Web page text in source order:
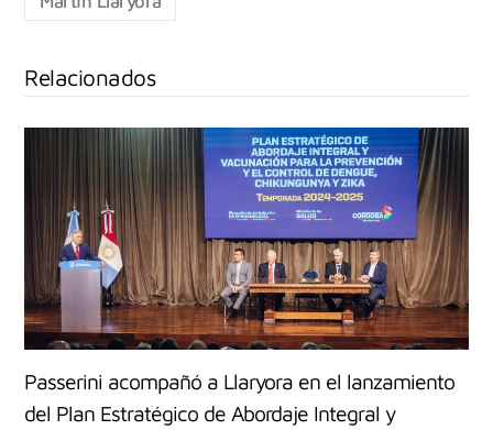
Relacionados
Passerini acompañó a Llaryora en el lanzamiento
del Plan Estratégico de Abordaje Integral y